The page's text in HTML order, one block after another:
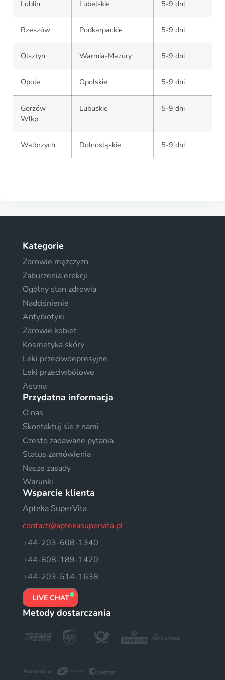
Lublin Lubelskie 5-9 dni
Rzeszów Podkarpackie 5-9 dni
Olsztyn Warmia-Mazury 5-9 dni
Opole Opolskie 5-9 dni
Gorzów
Wlkp.
Lubuskie 5-9 dni
Walbrzych Dolnośląskie 5-9 dni
Kategorie
Zdrowie mężczyzn
Zaburzenia erekcji
Ogólny stan zdrowia
Nadciśnienie
Antybiotyki
Zdrowie kobiet
Kosmetyka skóry
Leki przeciwdepresyjne
Leki przeciwbólowe
Astma
Przydatna informacja
O nas
Skontaktuj sie z nami
Czesto zadawane pytania
Status zamówienia
Nasze zasady
Warunki
Wsparcie klienta
Apteka SuperVita
contact@aptekasupervita.pl
+44-203-608-1340
+44-808-189-1420
+44-203-514-1638
LIVE CHAT
Metody dostarczania